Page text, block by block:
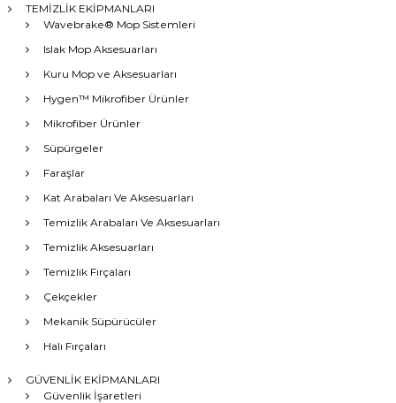
TEMİZLİK EKİPMANLARI
Wavebrake® Mop Sistemleri
Islak Mop Aksesuarları
Kuru Mop ve Aksesuarları
Hygen™ Mikrofiber Ürünler
Mikrofiber Ürünler
Süpürgeler
Faraşlar
Kat Arabaları Ve Aksesuarları
Temizlik Arabaları Ve Aksesuarları
Temizlik Aksesuarları
Temizlik Fırçaları
Çekçekler
Mekanik Süpürücüler
Halı Fırçaları
GÜVENLİK EKİPMANLARI
Güvenlik İşaretleri